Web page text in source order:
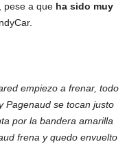
pese a que ha sido muy
empiezo a frenar, todo
Pagenaud se tocan justo
por la bandera amarilla
frena y quedo envuelto